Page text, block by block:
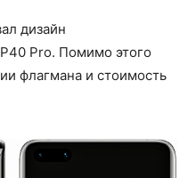
дизайн
Pro. Помимо этого
флагмана и стоимость